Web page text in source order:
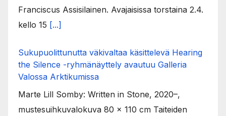
Franciscus Assisilainen. Avajaisissa torstaina 2.4.
kello 15 [...]
Sukupuolittunutta väkivaltaa käsittelevä Hearing
the Silence -ryhmänäyttely avautuu Galleria
Valossa Arktikumissa
Marte Lill Somby: Written in Stone, 2020–,
mustesuihkuvalokuva 80 x 110 cm Taiteiden